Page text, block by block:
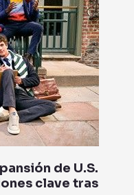
de U.S.
clave tras